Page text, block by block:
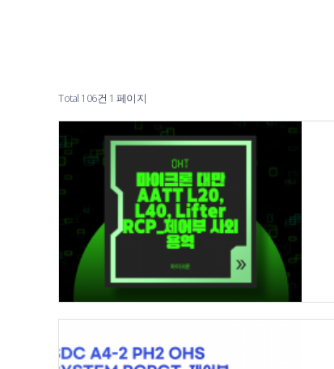
Total 106건 1 페이지